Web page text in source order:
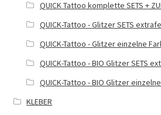
QUICK Tattoo komplette SETS +
QUICK-Tattoo - Glitzer SETS
QUICK-Tattoo - Glitzer einzelne
QUICK-Tattoo - BIO Glitzer SETS
QUICK-Tattoo - BIO Glitzer
KLEBER